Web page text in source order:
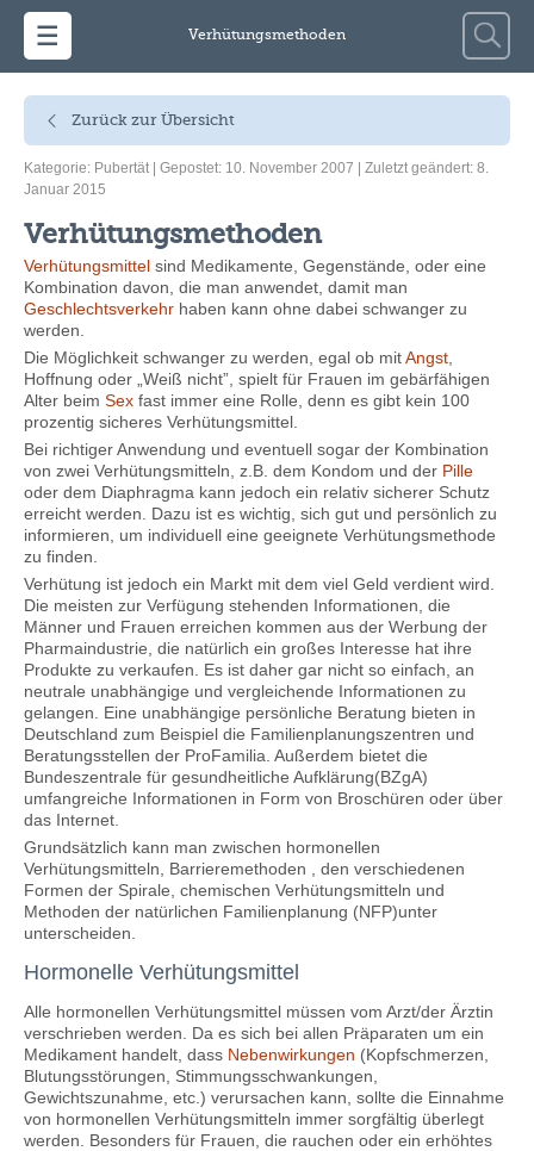
Verhütungsmethoden
Suche
nach:
Zurück zur Übersicht
Kategorie: Pubertät | Gepostet: 10. November 2007 | Zuletzt geändert: 8.
Januar 2015
Verhütungsmethoden
Verhütungsmittel sind Medikamente, Gegenstände, oder eine
Kombination davon, die man anwendet, damit man
Geschlechtsverkehr haben kann ohne dabei schwanger zu
werden.
Die Möglichkeit schwanger zu werden, egal ob mitAngst
Hoffnung oder „Weiß nicht”, spielt für Frauen im gebärfähigen
Alter beim Sex fast immer eine Rolle, denn es gibt kein 100
prozentig sicheres Verhütungsmittel.
Bei richtiger Anwendung und eventuell sogar der Kombination
von zwei Verhütungsmitteln, z.B. dem Kondom und der Pille
oder dem Diaphragma kann jedoch ein relativ sicherer Schutz
erreicht werden. Dazu ist es wichtig, sich gut und persönlich zu
informieren, um individuell eine geeignete Verhütungsmethode
zu finden.
Verhütung ist jedoch ein Markt mit dem viel Geld verdient wird.
Die meisten zur Verfügung stehenden Informationen, die
Männer und Frauen erreichen kommen aus der Werbung der
Pharmaindustrie, die natürlich ein großes Interesse hat ihre
Produkte zu verkaufen. Es ist daher gar nicht so einfach, an
neutrale unabhängige und vergleichende Informationen zu
gelangen. Eine unabhängige persönliche Beratung bieten in
Deutschland zum Beispiel die Familienplanungszentren und
Beratungsstellen der ProFamilia. Außerdem bietet die
Bundeszentrale für gesundheitliche Aufklärung(BZgA)
umfangreiche Informationen in Form von Broschüren oder über
das Internet.
Grundsätzlich kann man zwischen hormonellen
Verhütungsmitteln, Barrieremethoden , den verschiedenen
Formen der Spirale, chemischen Verhütungsmitteln und
Methoden der natürlichen Familienplanung (NFP)unter
unterscheiden.
Hormonelle Verhütungsmittel
Alle hormonellen Verhütungsmittel müssen vom Arzt/der Ärztin
verschrieben werden. Da es sich bei allen Präparaten um ein
Medikament handelt, dass Nebenwirkungen (Kopfschmerzen,
Blutungsstörungen, Stimmungsschwankungen,
Gewichtszunahme, etc.) verursachen kann, sollte die Einnahme
von hormonellen Verhütungsmitteln immer sorgfältig überlegt
werden. Besonders für Frauen, die rauchen oder ein erhöhtes